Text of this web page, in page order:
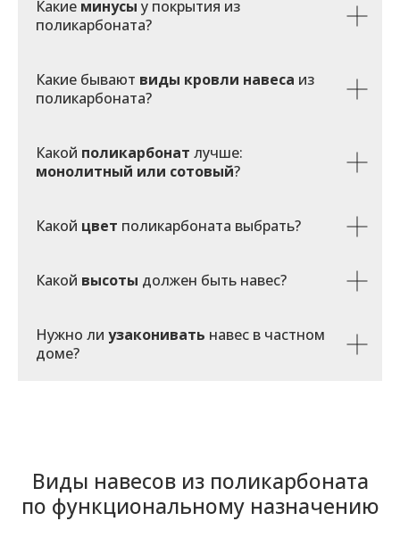
Какие минусы у покрытия из
поликарбоната?
Какие бывают виды кровли навеса из
поликарбоната?
Какой поликарбонат лучше:
монолитный или сотовый?
Какой цвет поликарбоната выбрать?
Какой высоты должен быть навес?
Нужно ли узаконивать навес в частном
доме?
Виды навесов из поликарбоната
по функциональному назначению